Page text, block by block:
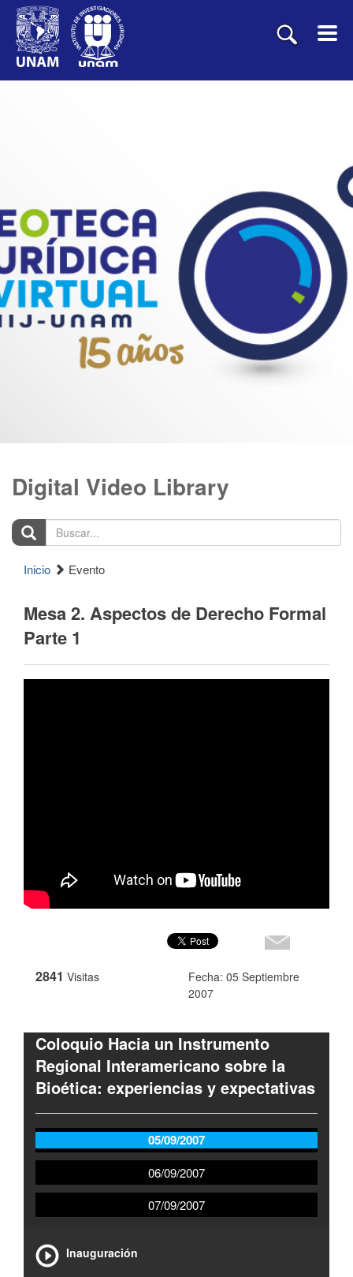
Digital Video Library
Buscar...
Inicio Evento
Mesa 2. Aspectos de Derecho Formal
Parte 1
2841 Visitas
Fecha: 05 Septiembre
2007
Coloquio Hacia un Instrumento
Regional Interamericano sobre la
Bioética: experiencias y expectativas
05/09/2007
06/09/2007
07/09/2007
Inauguración